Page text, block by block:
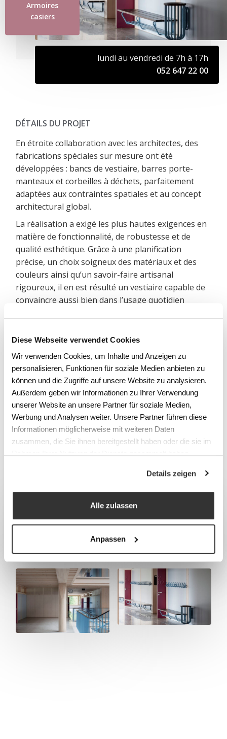
Diese Webseite verwendet Cookies
Wir verwenden Cookies, um Inhalte und Anzeigen zu
personalisieren, Funktionen für soziale Medien anbieten zu
können und die Zugriffe auf unsere Website zu analysieren.
Außerdem geben wir Informationen zu Ihrer Verwendung
unserer Website an unsere Partner für soziale Medien,
Werbung und Analysen weiter. Unsere Partner führen diese
Informationen möglicherweise mit weiteren Daten
zusammen, die Sie ihnen bereitgestellt haben oder die sie im
Rahmen Ihrer Nutzung der Dienste gesammelt haben.
Details zeigen
Alle zulassen
Anpassen
Armoires
casiers
lundi au vendredi de 7h à 17h
052 647 22 00
DÉTAILS DU PROJET
En étroite collaboration avec les architectes, des
fabrications spéciales sur mesure ont été
développées : bancs de vestiaire, barres porte-
manteaux et corbeilles à déchets, parfaitement
adaptées aux contraintes spatiales et au concept
architectural global.
La réalisation a exigé les plus hautes exigences en
matière de fonctionnalité, de robustesse et de
qualité esthétique. Grâce à une planification
précise, un choix soigneux des matériaux et des
couleurs ainsi qu’un savoir-faire artisanal
rigoureux, il en est résulté un vestiaire capable de
convaincre aussi bien dans l’usage quotidien
LIENS
Vue d'ensemble des vestiaires et des casiers
de vestiaire
Vue d'ensemble des corbeilles à déchets et
stations de recyclage
CATÉGORIE
Vestiaires, armoires et casiers